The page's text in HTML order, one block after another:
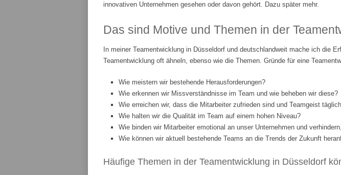
innovativen Unternehmen gesehen oder davon gehört. Dazu später mehr.
Das sind Motive und Themen in der
In meiner Teamentwicklung in Düsseldorf und deutschlandweit mache ich die
Teamentwicklung oft ähneln, ebenso wie die Themen. Gründe für eine
Wie meistern wir bestehende Herausforderungen?
Wie erkennen wir Missverständnisse im Team und wie beheben wir diese?
Wie erreichen wir, dass die Mitarbeiter zufrieden sind und Teamgeist
Wie halten wir die Qualität im Team auf einem hohen Niveau?
Wie binden wir Mitarbeiter emotional an unser Unternehmen und
Wie können wir aktuell bestehende Teams an die Trends der Zukunft
Häufige Themen in der Teamentwicklung in Düsseldorf